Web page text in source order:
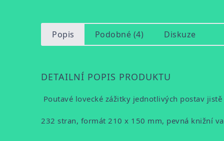
Popis Podobné (4) Diskuze
DETAILNÍ POPIS PRODUKTU
Poutavé lovecké zážitky jednotlivých postav
232 stran, formát 210 x 150 mm, pevná knižní